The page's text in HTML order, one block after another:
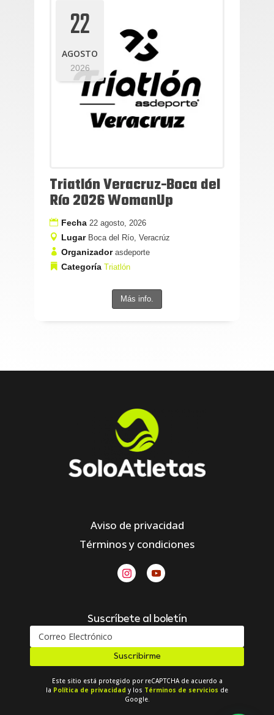
22
AGOSTO
2026
Triatlón Veracruz-Boca del
Río 2026 WomanUp
Fecha 22 agosto, 2026
Lugar Boca del Río, Veracrúz
Organizador asdeporte
Categoría Triatlón
Más info.
Aviso de privacidad
Términos y condiciones
Suscríbete al boletín
Suscribirme
Este sitio está protegido por reCAPTCHA de acuerdo a
la Política de privacidad y los Términos de servicios de
Google.